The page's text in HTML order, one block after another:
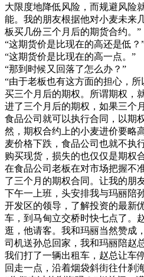
大限度地降低风险，而规避风险
能。我的朋友根据他对小麦未来
板买几份三个月后的期货合约。”
“这期货价是比现在的高还是低？
“这期货价是比现在的高一点。”
“那到时候又回落了怎么办？”
“由于老板也有这方面的担心，
买三个月后的期权。所谓期权，
进了三个月后的期权，如果三个
食品公司就可以执行合同，以期
然，期权合约上的小麦进价要略
麦价格下跌，食品公司也就不执
购买现货，损失的也仅仅是期权
在食品公司老板在对市场把握不
了三个月的期权合同。让我的朋
下午一上班，头安排我与玛丽陪
开发区的领导，了解投资的最新
车，到马甸立交桥时快七点了。
逛，他请客。我和玛丽当然赞成
司机送孙总回家，我和玛丽陪赵
我们打了一辆出租车，赵总让车
回走一点，沿着烟袋斜街往什刹海